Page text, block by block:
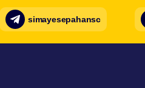
simayesepahansc